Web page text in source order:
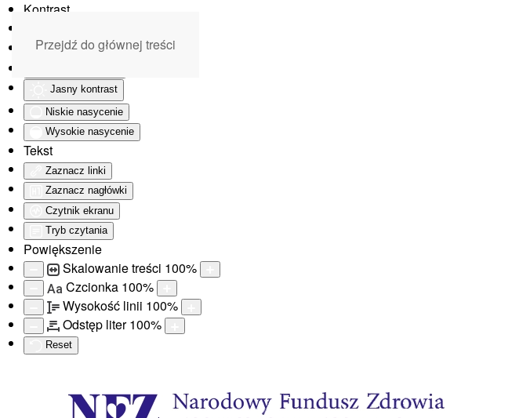
Kontrast
Monochromatyczny
Jasny kontrast
Niskie nasycenie
Wysokie nasycenie
Tekst
Zaznacz linki
Zaznacz nagłówki
Czytnik ekranu
Tryb czytania
Powiększenie
Skalowanie treści 100%
Aa Czcionka 100%
Wysokość linii 100%
Odstęp liter100%
Reset
Przejdź do głównej treści